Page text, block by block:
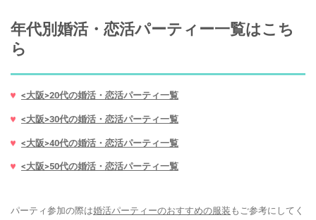
年代別婚活・恋活パーティー一覧はこち
ら
<大阪>20代の婚活・恋活パーティ一覧
<大阪>30代の婚活・恋活パーティ一覧
<大阪>40代の婚活・恋活パーティ一覧
<大阪>50代の婚活・恋活パーティ一覧
パーティ参加の際は婚活パーティーのおすすめの服装 もご参考にしてく